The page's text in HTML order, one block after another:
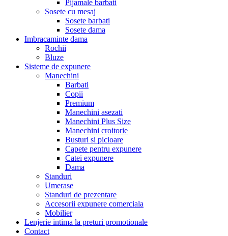
Pijamale barbati
Sosete cu mesaj
Sosete barbati
Sosete dama
Imbracaminte dama
Rochii
Bluze
Sisteme de expunere
Manechini
Barbati
Copii
Premium
Manechini asezati
Manechini Plus Size
Manechini croitorie
Busturi si picioare
Capete pentru expunere
Catei expunere
Dama
Standuri
Umerase
Standuri de prezentare
Accesorii expunere comerciala
Mobilier
Lenjerie intima la preturi promotionale
Contact